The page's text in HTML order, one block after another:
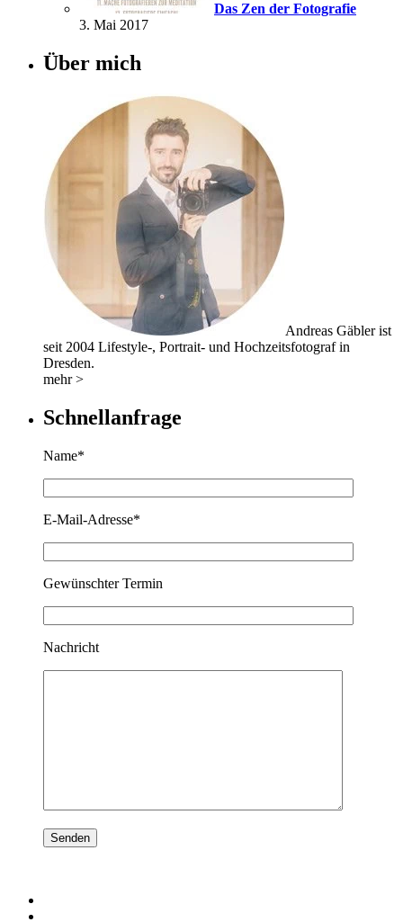
Das Zen der Fotografie
3. Mai 2017
Über mich
Andreas Gäbler ist
seit 2004 Lifestyle-, Portrait- und Hochzeitsfotograf in
Dresden.
mehr >
Schnellanfrage
Name*
E-Mail-Adresse*
Gewünschter Termin
Nachricht